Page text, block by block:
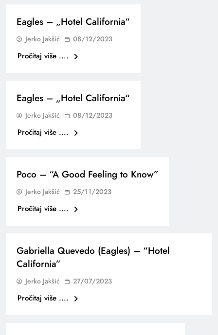
Eagles – „Hotel California“
Jerko Jakšić 08/12/2023
Pročitaj više ....
Eagles – „Hotel California“
Jerko Jakšić 08/12/2023
Pročitaj više ....
Poco – “A Good Feeling to Know”
Jerko Jakšić 25/11/2023
Pročitaj više ....
Gabriella Quevedo (Eagles) – “Hotel
California”
Jerko Jakšić 27/07/2023
Pročitaj više ....